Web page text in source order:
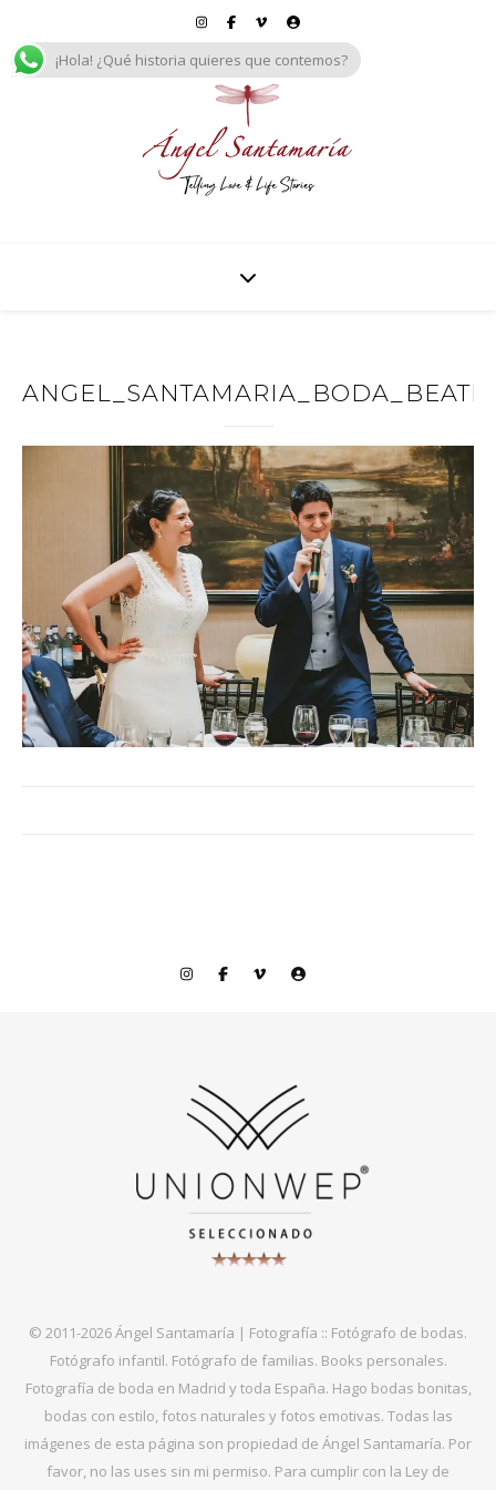
© 2011-2026 Ángel Santamaría | Fotografía :: Fotógrafo de bodas.
Fotógrafo infantil. Fotógrafo de familias. Books personales.
Fotografía de boda en Madrid y toda España. Hago bodas bonitas,
bodas con estilo, fotos naturales y fotos emotivas. Todas las
imágenes de esta página son propiedad de Ángel Santamaría. Por
favor, no las uses sin mi permiso. Para cumplir con la Ley de
¡Hola! ¿Qué historia quieres que contemos?